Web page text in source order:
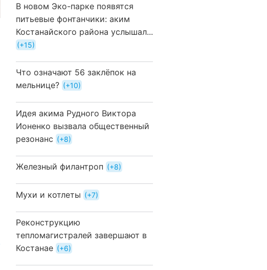
В новом Эко-парке появятся
питьевые фонтанчики: аким
Костанайского района услышал...
+15
Что означают 56 заклёпок на
мельнице?
+10
Идея акима Рудного Виктора
Ионенко вызвала общественный
резонанс
+8
Железный филантроп +8
Мухи и котлеты +7
Реконструкцию
тепломагистралей завершают в
Костанае
+6